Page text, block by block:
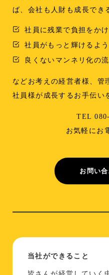
ば、会社も人財も成長でき
社員に残業で負担をか
社員がもっと輝けるよ
良くないマンネリ化の
などお考えの経営者様、管
社員様が成長するお手伝い
TEL
お気軽にお
お問い
当社ができること